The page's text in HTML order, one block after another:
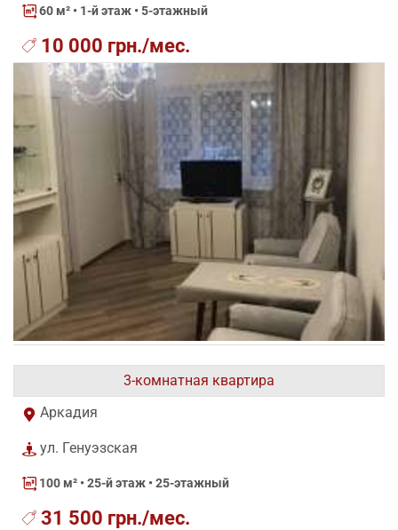
60 м² • 1-й этаж • 5-этажный
10 000 грн./мес.
3-комнатная квартира
Аркадия
ул. Генуэзская
100 м² • 25-й этаж • 25-этажный
31 500 грн./мес.